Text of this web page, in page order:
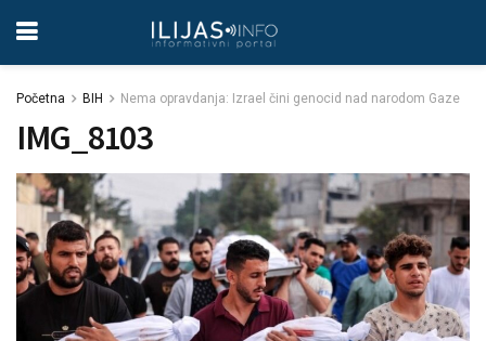
Početna BIH Nema opravdanja: Izrael čini genocid nad narodom Gaze
IMG_8103